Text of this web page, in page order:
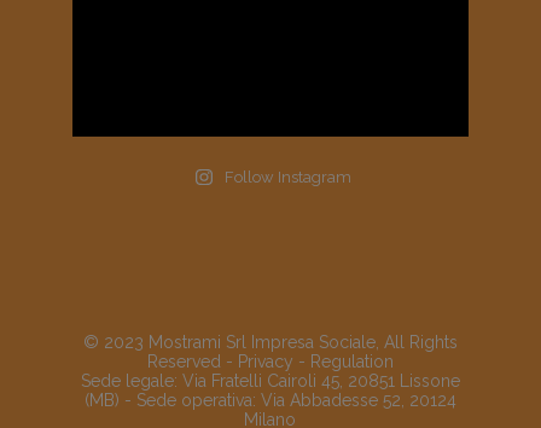
Follow Instagram
© 2023 Mostrami Srl Impresa Sociale, All Rights
Reserved - Privacy - Regulation
Sede legale: Via Fratelli Cairoli 45, 20851 Lissone
(MB) - Sede operativa: Via Abbadesse 52, 20124
Milano